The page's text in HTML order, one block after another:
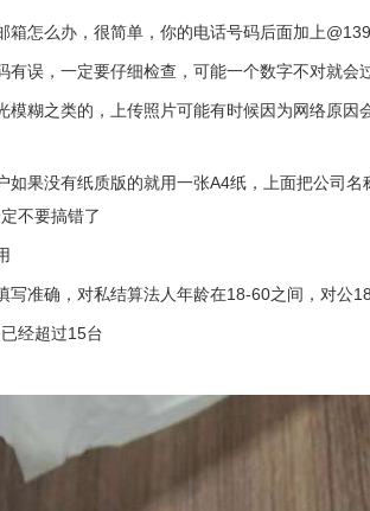
箱怎么办，很简单，你的电话号码后面加上
误，一定要仔细检查，可能一个数字不对就会
糊之类的，上传照片可能有时候因为网络原
果没有纸质版的就用一张A4纸，上面把公司
不要搞错了
写准确，对私结算法人年龄在18-60之间，对公
经超过15台